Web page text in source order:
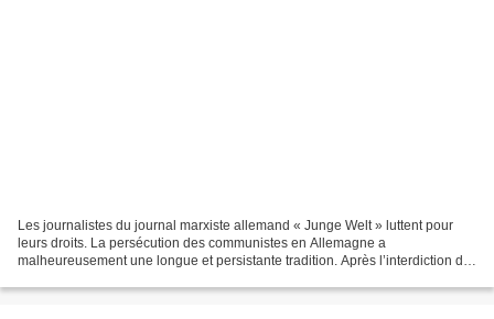
Les journalistes du journal marxiste allemand « Junge Welt » luttent pour
leurs droits. La persécution des communistes en Allemagne a
malheureusement une longue et persistante tradition. Après l’interdiction du